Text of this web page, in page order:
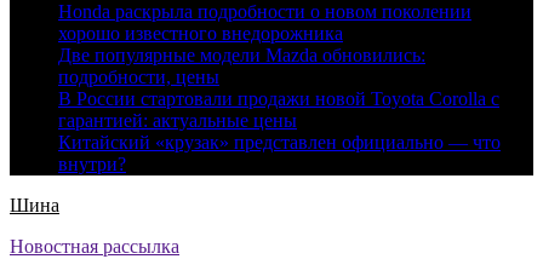
Honda раскрыла подробности о новом поколении
хорошо известного внедорожника
Две популярные модели Mazda обновились:
подробности, цены
В России стартовали продажи новой Toyota Corolla с
гарантией: актуальные цены
Китайский «крузак» представлен официально — что
внутри?
Шина
Новостная рассылка